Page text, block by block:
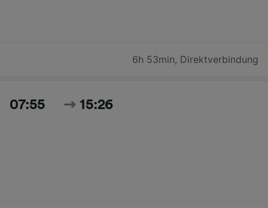
6h 53min, Direktverbindung
07:55 15:26